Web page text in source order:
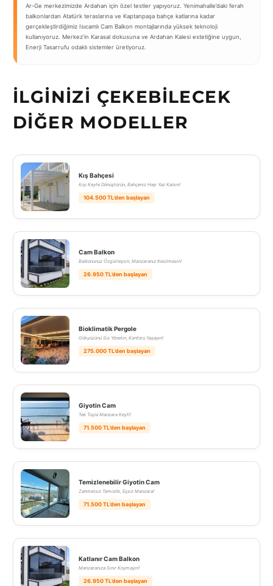
Ar-Ge merkezimizde Ardahan için özel testler yapıyoruz. Yenimahalle’daki ferah
balkonlardan Atatürk teraslarına ve Kaptanpaşa bahçe katlarına kadar
gerçekleştirdiğimiz Isıcamlı Cam Balkon montajlarında yüksek teknoloji
kullanıyoruz. Merkez’in Karasal dokusuna ve Ardahan Kalesi estetiğine uygun,
Enerji Tasarrufu odaklı sistemler üretiyoruz.
İLGINIZI ÇEKEBILECEK
DIĞER MODELLER
Kış Bahçesi
Kışı Keyfe Dönüştürün, Bahçeniz Hep Yaz Kalsın!
104.500 TL’den başlayan
Cam Balkon
Balkonunuz Özgürleşsin, Manzaranız Kesilmesin!
26.950 TL’den başlayan
Bioklimatik Pergole
Gökyüzünü Siz Yönetin, Konforu Yaşayın!
275.000 TL’den başlayan
Giyotin Cam
Tek Tuşla Manzara Keyfi!
71.500 TL’den başlayan
Temizlenebilir Giyotin Cam
Zahmetsiz Temizlik, Eşsiz Manzara!
71.500 TL’den başlayan
Katlanır Cam Balkon
Manzaranıza Sınır Koymayın!
26.950 TL’den başlayan